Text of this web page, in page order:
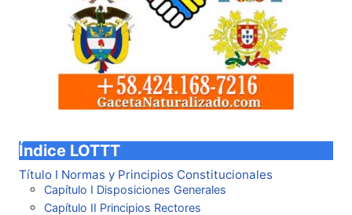
Índice LOTTT
Título I Normas y Principios Constitucionales
Capítulo I Disposiciones Generales
Capítulo II Principios Rectores